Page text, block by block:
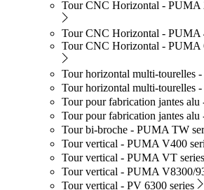
Tour CNC Horizontal - PUMA
Tour CNC Horizontal - PUMA
Tour CNC Horizontal - PUMA
Tour horizontal multi-tourelles
Tour horizontal multi-tourelles
Tour pour fabrication jantes
Tour pour fabrication jantes
Tour bi-broche - PUMA TW
Tour vertical - PUMA V400
Tour vertical - PUMA VT series
Tour vertical - PUMA V8300/
Tour vertical - PV 6300 series